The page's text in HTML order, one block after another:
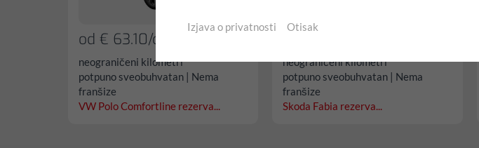
od € 63.10/dan
neograničeni kilometri
potpuno sveobuhvatan | Nema
franšize
VW Polo Comfortline rezerva...
neograničeni kilometri
potpuno sveobuhvatan | Nema
franšize
Skoda Fabia rezerva...
Izjava o privatnosti Otisak